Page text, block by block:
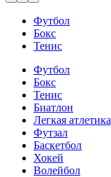
Футбол
Бокс
Тенис
Футбол
Бокс
Тенис
Биатлон
Легкая атлетика
Футзал
Баскетбол
Хокей
Волейбол